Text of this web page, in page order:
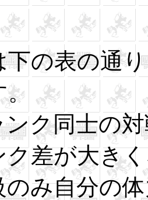
下の表の通
ク同士の
ク差が大き
み自分の